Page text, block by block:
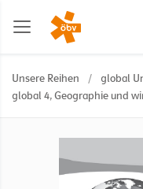
Unsere Reihen / global
global 4, Geographie und